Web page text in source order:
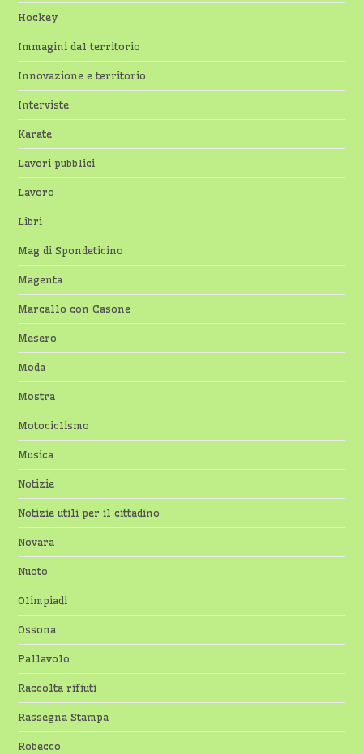
Hockey
Immagini dal territorio
Innovazione e territorio
Interviste
Karate
Lavori pubblici
Lavoro
Libri
Mag di Spondeticino
Magenta
Marcallo con Casone
Mesero
Moda
Mostra
Motociclismo
Musica
Notizie
Notizie utili per il cittadino
Novara
Nuoto
Olimpiadi
Ossona
Pallavolo
Raccolta rifiuti
Rassegna Stampa
Robecco